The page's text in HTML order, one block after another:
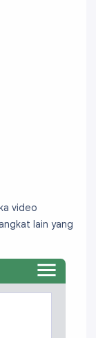
video
lain yang